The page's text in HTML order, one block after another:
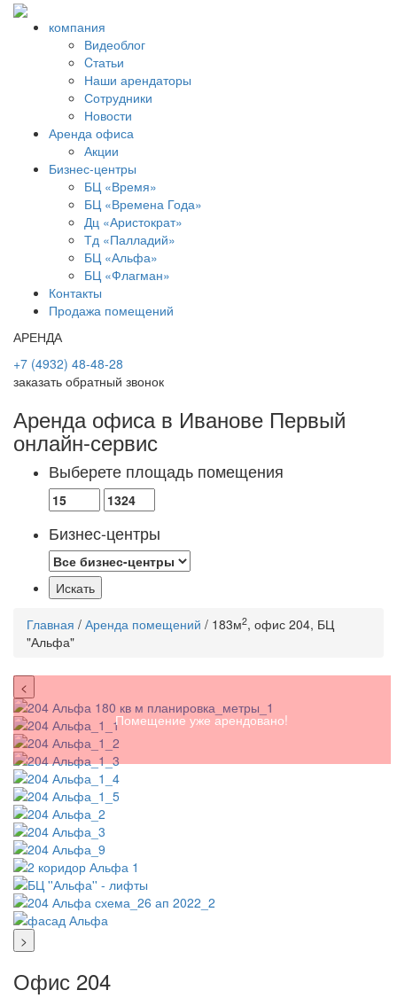
компания
Видеоблог
Cтатьи
Наши арендаторы
Сотрудники
Новости
Аренда офиса
Акции
Бизнес-центры
БЦ «Время»
БЦ «Времена Года»
Дц «Аристократ»
Тд «Палладий»
БЦ «Альфа»
БЦ «Флагман»
Контакты
Продажа помещений
АРЕНДА
+7 (4932) 48-48-28
заказать обратный звонок
Аренда офиса в Иванове Первый
онлайн-сервис
Выберете площадь помещения
Бизнес-центры
Главная / Аренда помещений / 183м2, офис 204, БЦ
"Альфа"
Помещение уже арендовано!
<
>
Офис 204